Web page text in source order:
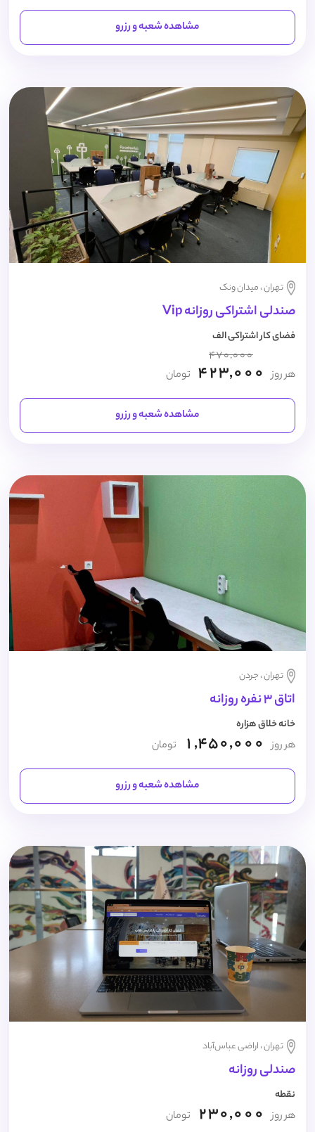
مشاهده شعبه و رزرو
تهران ، میدان ونک
صندلی اشتراکی روزانه Vip
فضای کار اشتراکی الف
هر روز
470,000
423,000 تومان
مشاهده شعبه و رزرو
تهران ، جردن
اتاق 3 نفره روزانه
خانه خلاق هزاره
هر روز 1,450,000 تومان
مشاهده شعبه و رزرو
تهران ، اراضی عباس‌آباد
صندلی روزانه
نقطه
هر روز 230,000 تومان